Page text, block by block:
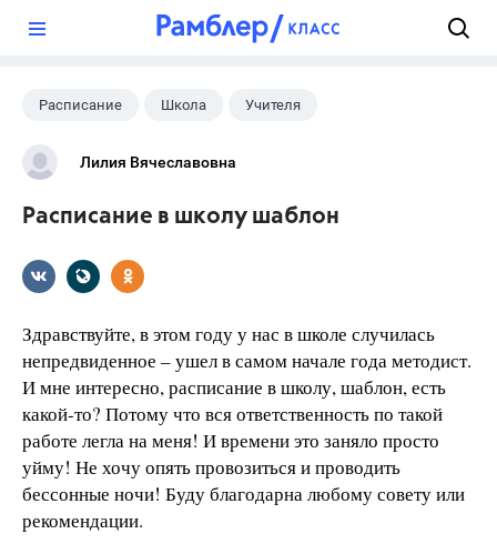
Расписание Школа Учителя
Лилия Вячеславовна
Расписание в школу шаблон
Здравствуйте, в этом году у нас в школе случилась
непредвиденное – ушел в самом начале года методист.
И мне интересно, расписание в школу, шаблон, есть
какой-то? Потому что вся ответственность по такой
работе легла на меня! И времени это заняло просто
уйму! Не хочу опять провозиться и проводить
бессонные ночи! Буду благодарна любому совету или
рекомендации.